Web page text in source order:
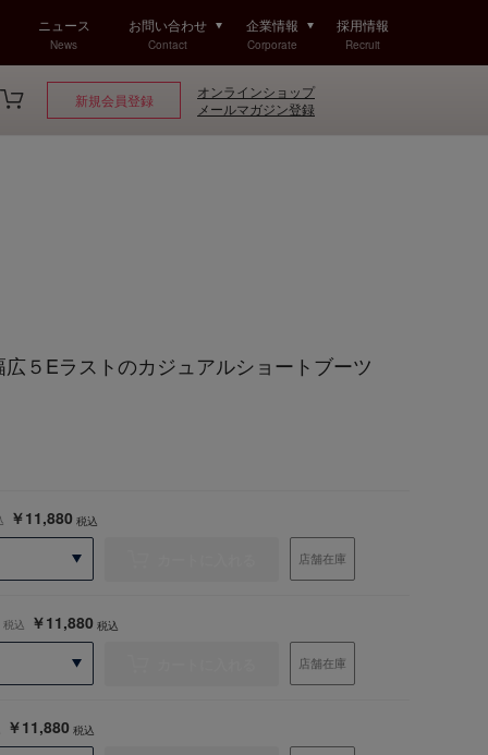
ニュース
News
お問い合わせ
Contact
企業情報
Corporate
採用情報
Recruit
新規会員登録
オンラインショップ
メールマガジン登録
５Eラストのカジュアルショートブーツ
￥11,880 税込
店舗在庫
￥11,880 税込
税込
店舗在庫
￥11,880 税込